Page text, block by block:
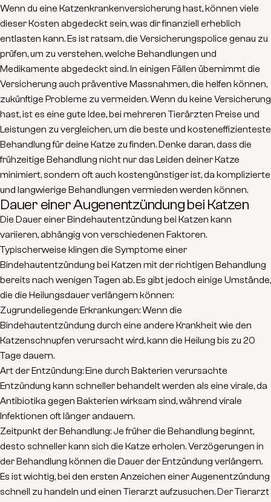
Wenn du eine Katzenkrankenversicherung hast, können viele
dieser Kosten abgedeckt sein, was dir finanziell erheblich
entlasten kann. Es ist ratsam, die Versicherungspolice genau zu
prüfen, um zu verstehen, welche Behandlungen und
Medikamente abgedeckt sind. In einigen Fällen übernimmt die
Versicherung auch präventive Massnahmen, die helfen können,
zukünftige Probleme zu vermeiden. Wenn du keine Versicherung
hast, ist es eine gute Idee, bei mehreren Tierärzten Preise und
Leistungen zu vergleichen, um die beste und kosteneffizienteste
Behandlung für deine Katze zu finden. Denke daran, dass die
frühzeitige Behandlung nicht nur das Leiden deiner Katze
minimiert, sondern oft auch kostengünstiger ist, da komplizierte
und langwierige Behandlungen vermieden werden können.
Dauer einer Augenentzündung bei Katzen
Die Dauer einer Bindehautentzündung bei Katzen kann
variieren, abhängig von verschiedenen Faktoren.
Typischerweise klingen die Symptome einer
Bindehautentzündung bei Katzen mit der richtigen Behandlung
bereits nach wenigen Tagen ab. Es gibt jedoch einige Umstände,
die die Heilungsdauer verlängern können:
Zugrundeliegende Erkrankungen: Wenn die
Bindehautentzündung durch eine andere Krankheit wie den
Katzenschnupfen verursacht wird, kann die Heilung bis zu 20
Tage dauern.
Art der Entzündung: Eine durch Bakterien verursachte
Entzündung kann schneller behandelt werden als eine virale, da
Antibiotika gegen Bakterien wirksam sind, während virale
Infektionen oft länger andauern.
Zeitpunkt der Behandlung: Je früher die Behandlung beginnt,
desto schneller kann sich die Katze erholen. Verzögerungen in
der Behandlung können die Dauer der Entzündung verlängern.
Es ist wichtig, bei den ersten Anzeichen einer Augenentzündung
schnell zu handeln und einen Tierarzt aufzusuchen. Der Tierarzt